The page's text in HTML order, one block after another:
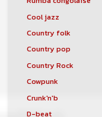
Cool jazz
Country folk
Country pop
Country Rock
Cowpunk
Crunk'n'b
D-beat